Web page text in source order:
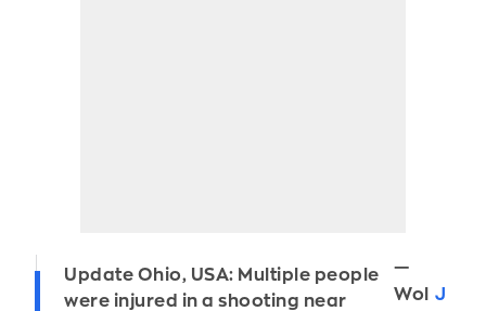
Update Ohio, USA: Multiple people
were injured in a shooting near
—
Wol
J